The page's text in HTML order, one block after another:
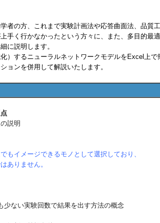
者の方、これまで実験計画法や応答曲面法、品質
手く行かなかったという方々に、また、多目的最
に説明します。
）するニューラルネットワークモデルをExcel上で
ョンを併用して解説いたします。
説明
もイメージできるモノとして選択しており、
ありません。
ない実験回数で結果を出す方法の概念